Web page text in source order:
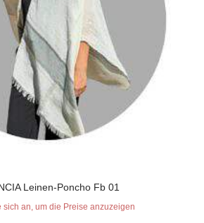
Leinen-Poncho Fb 01
sich an, um die Preise anzuzeigen